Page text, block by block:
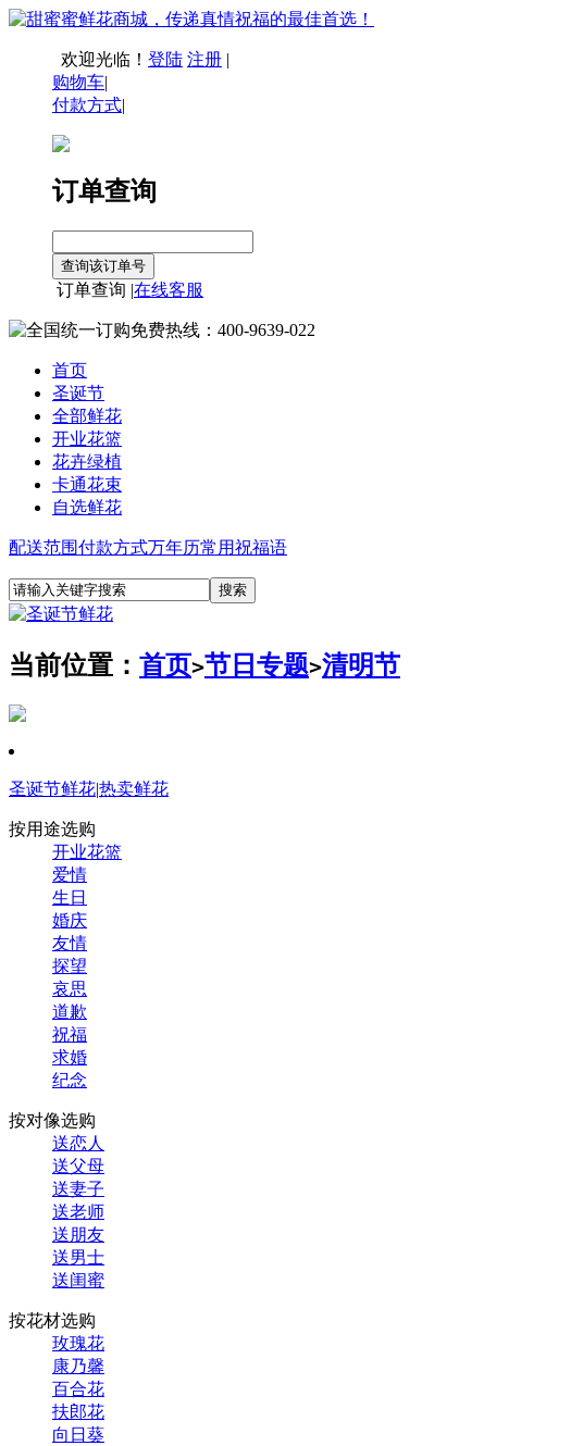
欢迎光临！ 登陆 注册 |
购物车|
付款方式|
订单查询
订单查询 |在线客服
首页
圣诞节
全部鲜花
开业花篮
花卉绿植
卡通花束
自选鲜花
配送范围付款方式万年历常用祝福语
当前位置： 首页>节日专题>清明节
圣诞节鲜花|热卖鲜花
按用途选购
开业花篮
爱情
生日
婚庆
友情
探望
哀思
道歉
祝福
求婚
纪念
按对像选购
送恋人
送父母
送妻子
送老师
送朋友
送男士
送闺蜜
按花材选购
玫瑰花
康乃馨
百合花
扶郎花
向日葵